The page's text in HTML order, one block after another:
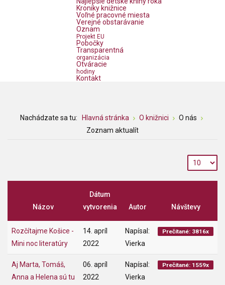
Kroniky knižnice
Voľné pracovné miesta
Verejné obstarávanie
Oznam
Projekt EU
Pobočky
Transparentná
organizácia
Otváracie
hodiny
Kontakt
Nachádzate sa tu: Hlavná stránka O knižnici
O nás
Zoznam aktualít
Názov
Dátum
vytvorenia
Autor Návštevy
Rozčítajme Košice -
Mini noc literatúry
14. apríl
2022
Napísal:
Vierka
Prečítané: 3816x
Aj Marta, Tomáš,
Anna a Helena sú tu
06. apríl
2022
Napísal:
Vierka
Prečítané: 1559x